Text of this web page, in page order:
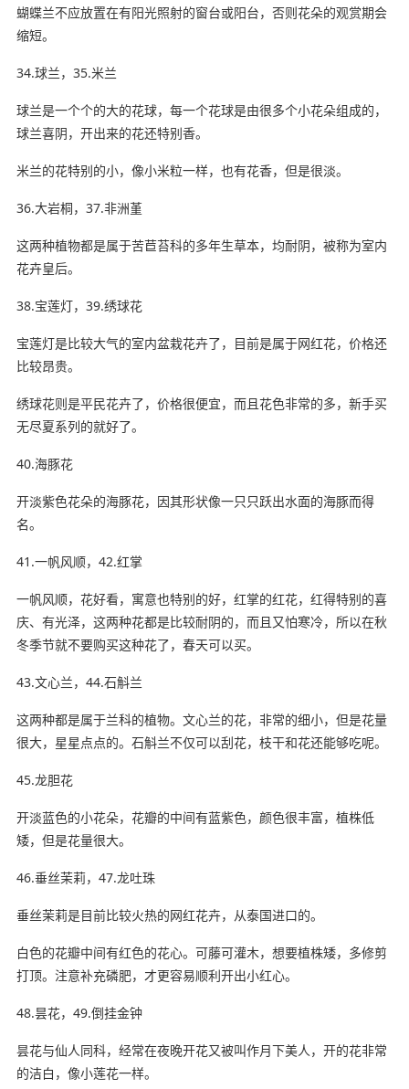
蝴蝶兰不应放置在有阳光照射的窗台或阳台，否则花朵的观赏期会
缩短。
34.球兰，35.米兰
球兰是一个个的大的花球，每一个花球是由很多个小花朵组成的，
球兰喜阴，开出来的花还特别香。
米兰的花特别的小，像小米粒一样，也有花香，但是很淡。
36.大岩桐，37.非洲堇
这两种植物都是属于苦苣苔科的多年生草本，均耐阴，被称为室内
花卉皇后。
38.宝莲灯，39.绣球花
宝莲灯是比较大气的室内盆栽花卉了，目前是属于网红花，价格还
比较昂贵。
绣球花则是平民花卉了，价格很便宜，而且花色非常的多，新手买
无尽夏系列的就好了。
40.海豚花
开淡紫色花朵的海豚花，因其形状像一只只跃出水面的海豚而得
名。
41.一帆风顺，42.红掌
一帆风顺，花好看，寓意也特别的好，红掌的红花，红得特别的喜
庆、有光泽，这两种花都是比较耐阴的，而且又怕寒冷，所以在秋
冬季节就不要购买这种花了，春天可以买。
43.文心兰，44.石斛兰
这两种都是属于兰科的植物。文心兰的花，非常的细小，但是花量
很大，星星点点的。石斛兰不仅可以刮花，枝干和花还能够吃呢。
45.龙胆花
开淡蓝色的小花朵，花瓣的中间有蓝紫色，颜色很丰富，植株低
矮，但是花量很大。
46.垂丝茉莉，47.龙吐珠
垂丝茉莉是目前比较火热的网红花卉，从泰国进口的。
白色的花瓣中间有红色的花心。可藤可灌木，想要植株矮，多修剪
打顶。注意补充磷肥，才更容易顺利开出小红心。
48.昙花，49.倒挂金钟
昙花与仙人同科，经常在夜晚开花又被叫作月下美人，开的花非常
的洁白，像小莲花一样。